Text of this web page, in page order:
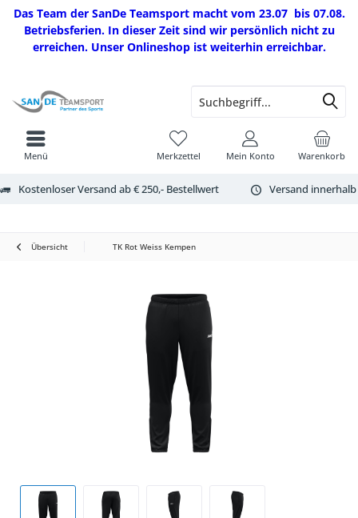
Das Team der SanDe Teamsport macht vom 23.07 bis 07.08.
Betriebsferien. In dieser Zeit sind wir persönlich nicht zu
erreichen. Unser Onlineshop ist weiterhin erreichbar.
Kostenloser Versand ab € 250,- Bestellwert Versand
Warenkorb
Merkzettel Mein Konto
Menü
Übersicht TK Rot Weiss Kempen